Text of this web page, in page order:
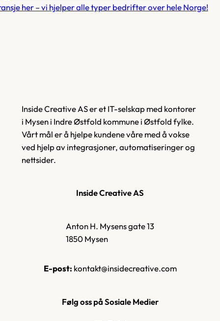
her – vi hjelper alle typer bedrifter over hele Norge!
Inside Creative AS er et IT-selskap med kontorer
i Mysen i Indre Østfold kommune i Østfold fylke.
Vårt mål er å hjelpe kundene våre med å vokse
ved hjelp av integrasjoner, automatiseringer og
nettsider.
Inside Creative AS
Anton H. Mysens gate 13
1850 Mysen
E-post: kontakt@insidecreative.com
Følg oss på Sosiale Medier